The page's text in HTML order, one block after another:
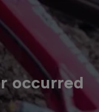
occurred